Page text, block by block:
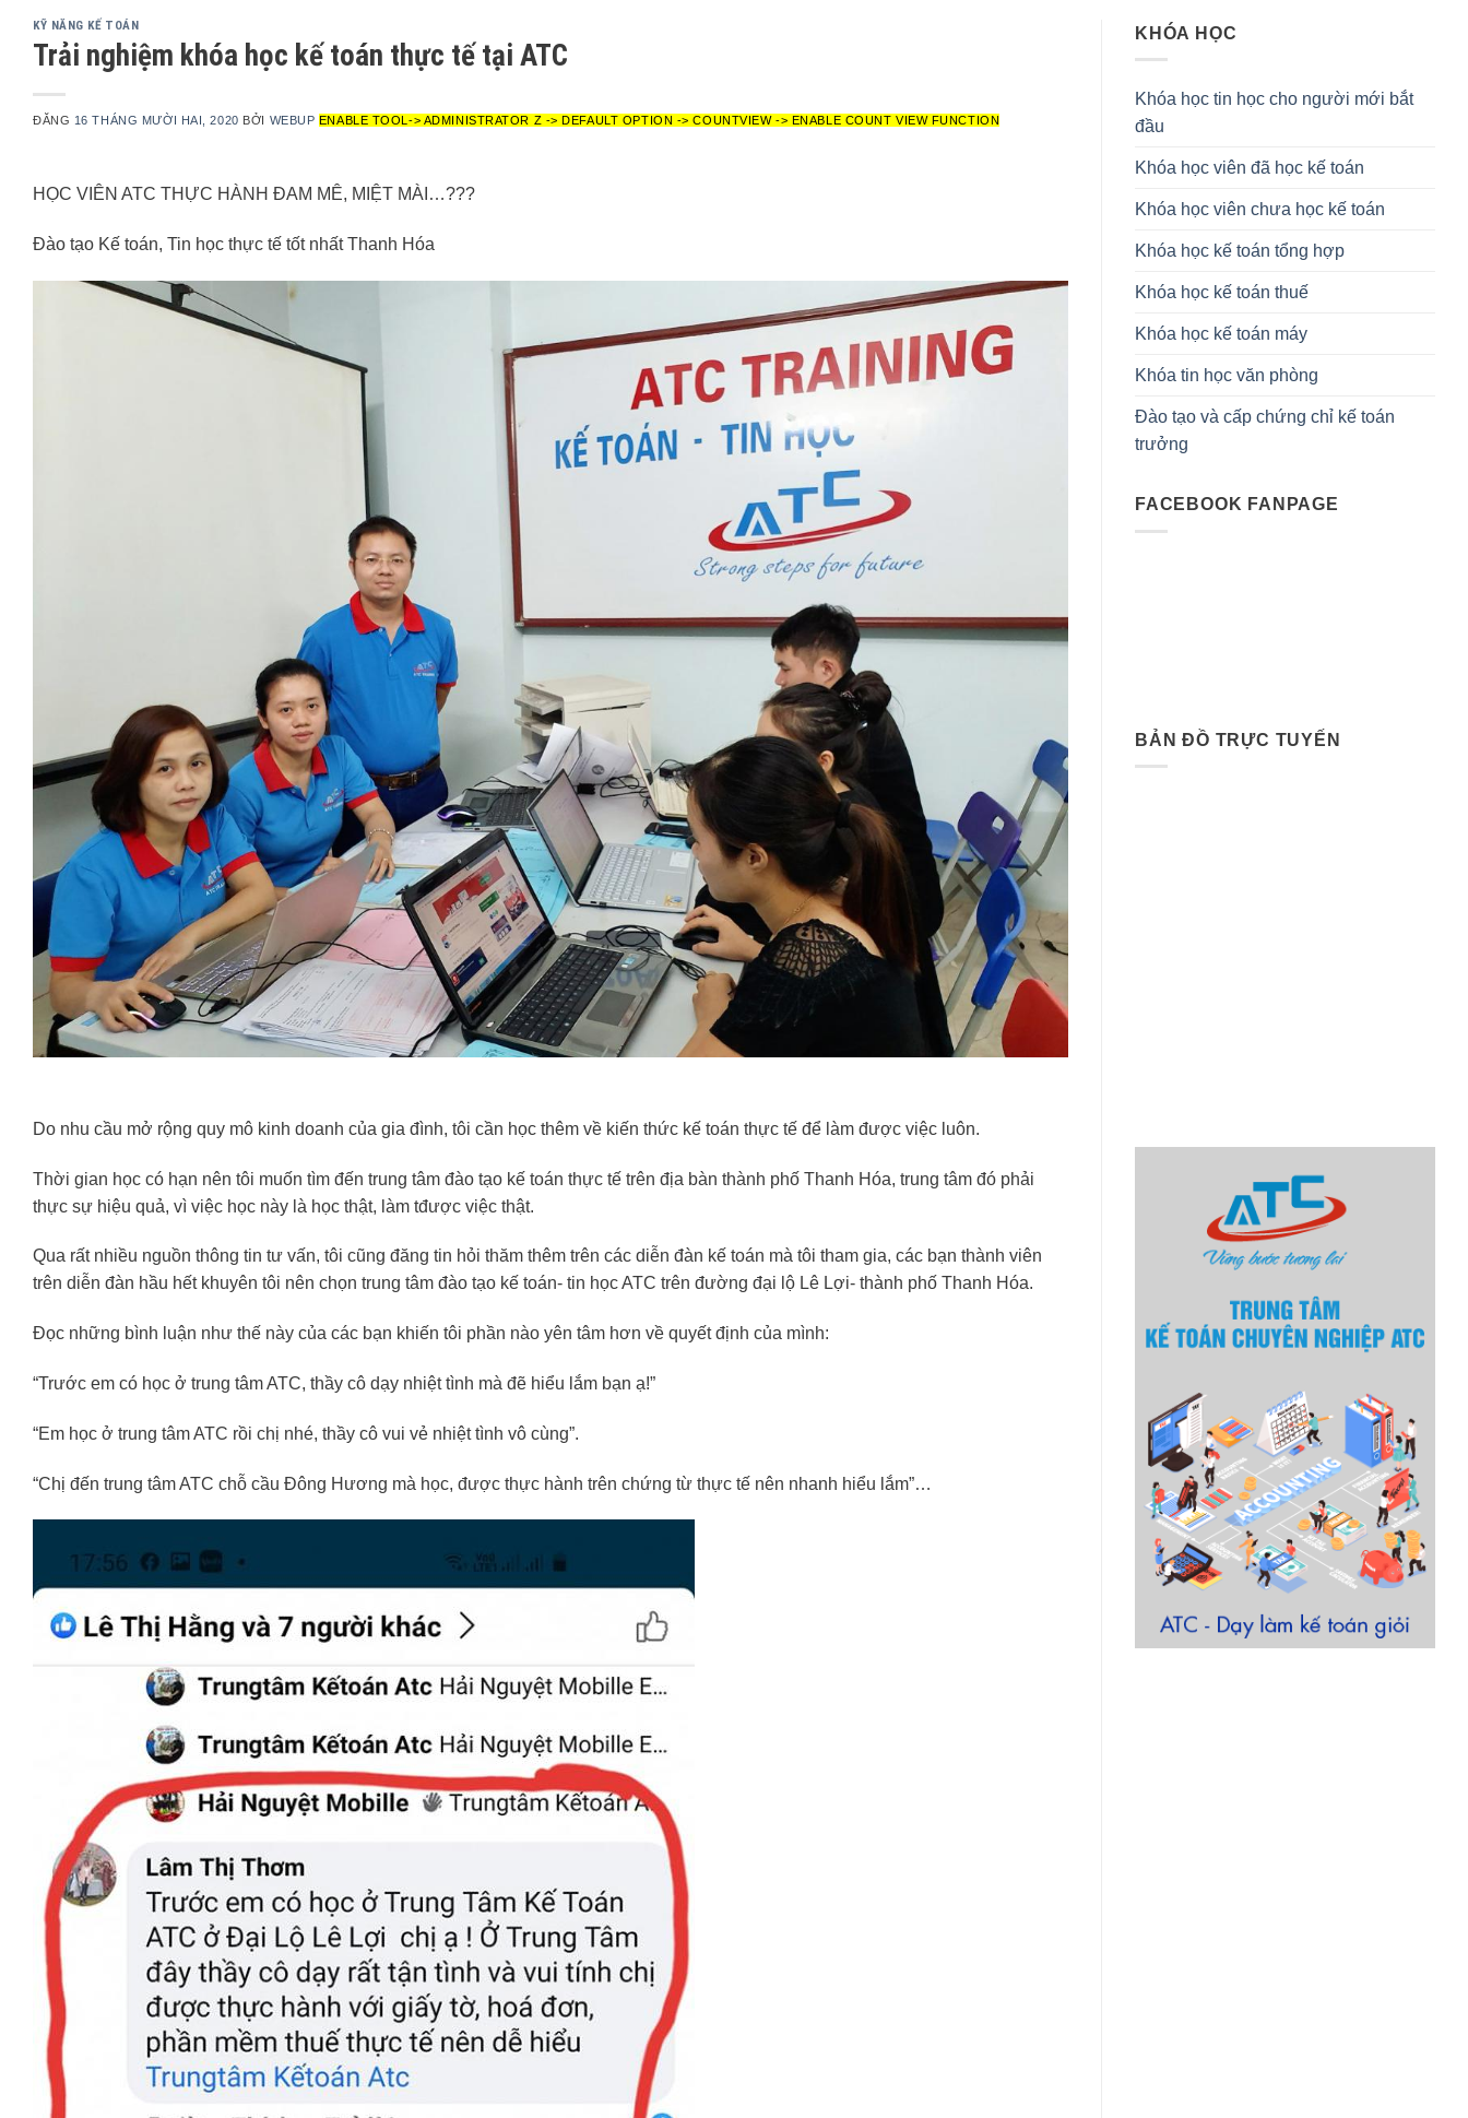
KỸ NĂNG KẾ TOÁN
Trải nghiệm khóa học kế toán thực tế tại ATC
ĐĂNG 16 THÁNG MƯỜI HAI, 2020 BỞI WEBUP ENABLE TOOL-> ADMINISTRATOR Z -> DEFAULT OPTION -> COUNTVIEW -> ENABLE COUNT VIEW FUNCTION
HỌC VIÊN ATC THỰC HÀNH ĐAM MÊ, MIỆT MÀI…???
Đào tạo Kế toán, Tin học thực tế tốt nhất Thanh Hóa
Do nhu cầu mở rộng quy mô kinh doanh của gia đình, tôi cần học thêm về kiến thức kế toán thực tế để làm được việc luôn.
Thời gian học có hạn nên tôi muốn tìm đến trung tâm đào tạo kế toán thực tế trên địa bàn thành phố Thanh Hóa, trung tâm đó phải
thực sự hiệu quả, vì việc học này là học thật, làm tđược việc thật.
Qua rất nhiều nguồn thông tin tư vấn, tôi cũng đăng tin hỏi thăm thêm trên các diễn đàn kế toán mà tôi tham gia, các bạn thành viên
trên diễn đàn hầu hết khuyên tôi nên chọn trung tâm đào tạo kế toán- tin học ATC trên đường đại lộ Lê Lợi- thành phố Thanh Hóa.
Đọc những bình luận như thế này của các bạn khiến tôi phần nào yên tâm hơn về quyết định của mình:
“Trước em có học ở trung tâm ATC, thầy cô dạy nhiệt tình mà đẽ hiểu lắm bạn ạ!”
“Em học ở trung tâm ATC rồi chị nhé, thầy cô vui vẻ nhiệt tình vô cùng”.
“Chị đến trung tâm ATC chỗ cầu Đông Hương mà học, được thực hành trên chứng từ thực tế nên nhanh hiểu lắm”…
KHÓA HỌC
Khóa học tin học cho người mới bắt
đầu
Khóa học viên đã học kế toán
Khóa học viên chưa học kế toán
Khóa học kế toán tổng hợp
Khóa học kế toán thuế
Khóa học kế toán máy
Khóa tin học văn phòng
Đào tạo và cấp chứng chỉ kế toán
trưởng
FACEBOOK FANPAGE
BẢN ĐỒ TRỰC TUYẾN